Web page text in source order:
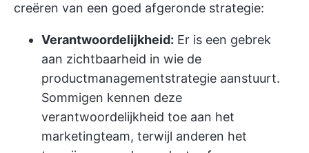
creëren van een goed afgeronde strategie:
Verantwoordelijkheid: Er is een gebrek
aan zichtbaarheid in wie de
productmanagementstrategie aanstuurt.
Sommigen kennen deze
verantwoordelijkheid toe aan het
marketingteam, terwijl anderen het